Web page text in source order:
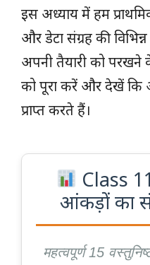
​इस अध्याय में हम
और डेटा संग्रह की
अपनी तैयारी को परखने
को पूरा करें और देखें
प्राप्त करते हैं।
Class
आंकड़ों का
महत्वपूर्ण 15